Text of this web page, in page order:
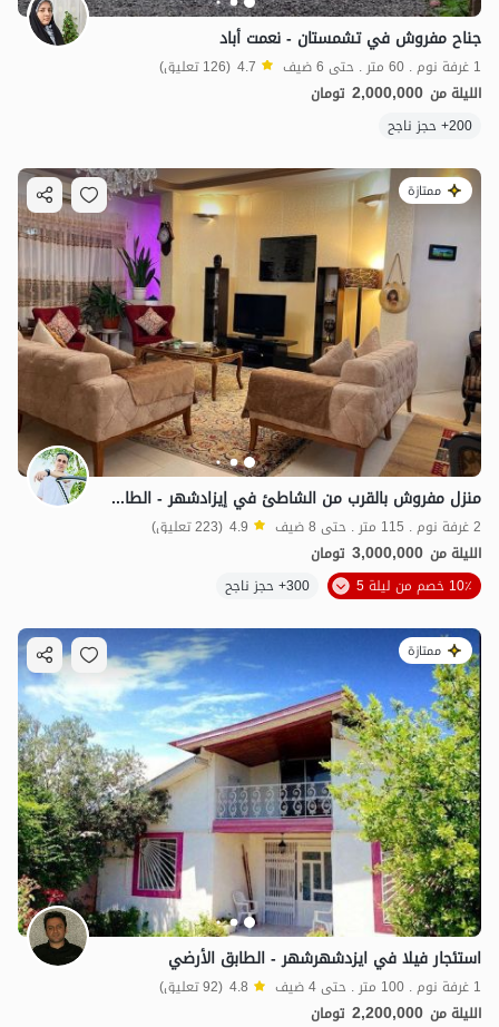
جناح مفروش في تشمستان - نعمت أباد
1 غرفة نوم . 60 متر . حتى 6 ضيف 4.7 (126 تعليق)
الليلة من 2,000,000 تومان
200+ حجز ناجح
ممتازة
منزل مفروش بالقرب من الشاطئ في إيزادشهر - الطابق الأرضي
2 غرفة نوم . 115 متر . حتى 8 ضيف 4.9 (223 تعليق)
الليلة من 3,000,000 تومان
10٪ خصم من ليلة 5
300+ حجز ناجح
ممتازة
استئجار فيلا في ایزدشهرشهر - الطابق الأرضي
1 غرفة نوم . 100 متر . حتى 4 ضيف 4.8 (92 تعليق)
الليلة من 2,200,000 تومان